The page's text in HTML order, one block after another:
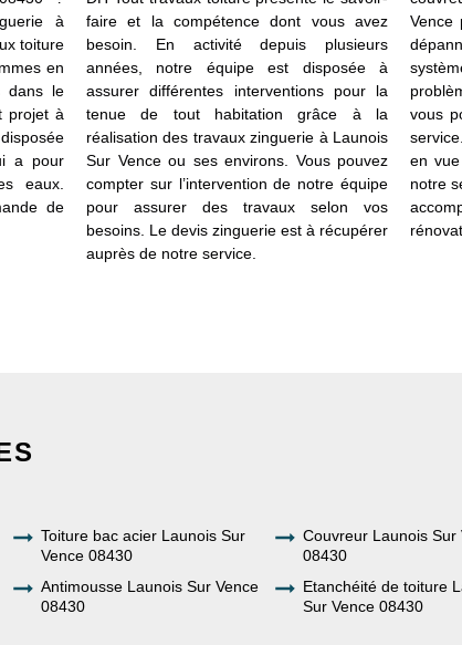
à
toiture
en
dans le
projet à
a pour
eaux.
de
faire et la compétence dont vous avez
besoin. En activité depuis plusieurs
années, notre équipe est disposée à
assurer différentes interventions pour la
tenue de tout habitation grâce à la
réalisation des travaux zinguerie à Launois
Sur Vence ou ses environs. Vous pouvez
compter sur l’intervention de notre équipe
pour assurer des travaux selon vos
besoins. Le devis zinguerie est à récupérer
auprès de notre service.
Vence
vous
en
notre
Toiture bac acier Launois Sur
Vence 08430
Couvreur Launois Sur
08430
Antimousse Launois Sur Vence
08430
Etanchéité de toiture
Sur Vence 08430